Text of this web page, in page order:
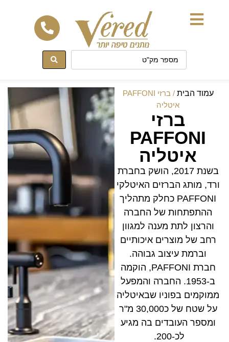
עמוד הבית
/ ברזי PAFFONI
איטליה
ברזי
PAFFONI
איטליה
בשנת 2017, הושק בחברת
ורד, מותג הברזים האיטלקי
PAFFONI כחלק מתהליך
ההתפתחות של החברה
והרצון לתת מענה למגוון
רחב של מוצרים איכותיים
וברמת עיצוב גבוהה.
חברת PAFFONI, הוקמה
ב-1953. החברה והמפעל
ממוקמים בפוניו שבאיטליה
על שטח של כ30,000 מ"ר
ומספר העובדים בה מגיע
לכ-200.